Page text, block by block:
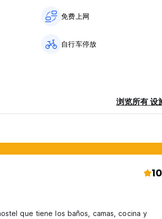
，则需支付 3 欧元的费用。
全原因，未经登记的人员不得进入场所内部，指定
等打扰或惹恼其他客人。
购买我们的锁。
。
免费上网
自行车停放
浏览所有 设
10